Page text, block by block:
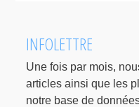
INFOLETTRE
Une fois par mois,
articles ainsi que les
notre base de